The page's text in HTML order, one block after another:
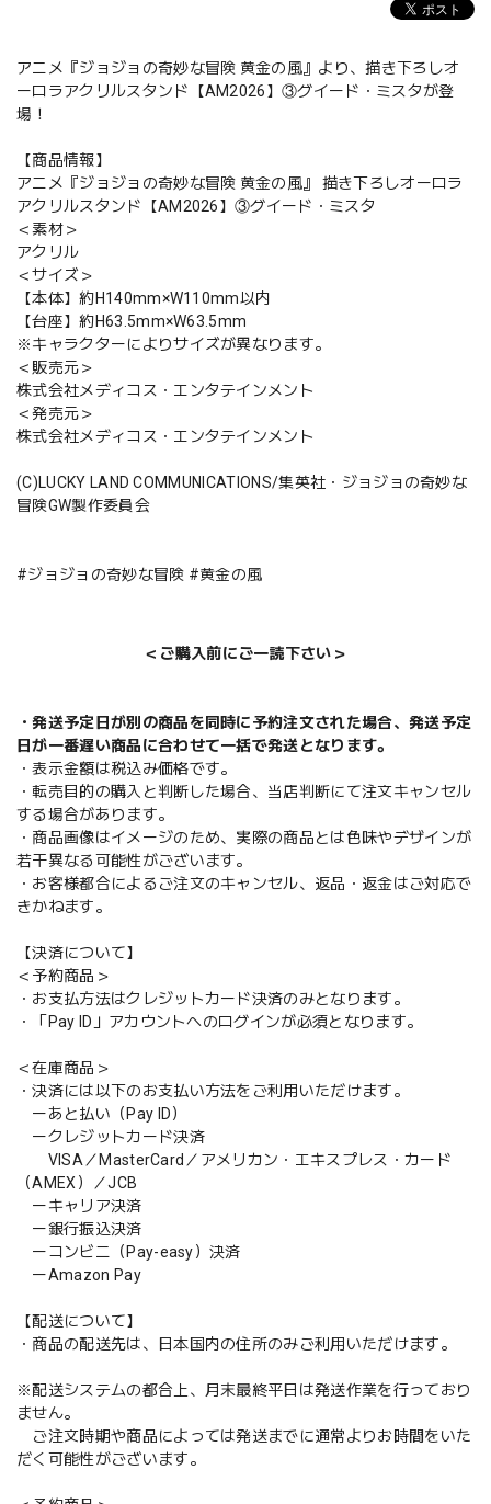
アニメ『ジョジョの奇妙な冒険 黄金の風』より、描き下ろしオ
ーロラアクリルスタンド【AM2026】③グイード・ミスタが登
場！
【商品情報】
アニメ『ジョジョの奇妙な冒険 黄金の風』 描き下ろしオーロラ
アクリルスタンド【AM2026】③グイード・ミスタ
＜素材＞
アクリル
＜サイズ＞
【本体】約H140mm×W110mm以内
【台座】約H63.5mm×W63.5mm
※キャラクターによりサイズが異なります。
＜販売元＞
株式会社メディコス・エンタテインメント
＜発売元＞
株式会社メディコス・エンタテインメント
(C)LUCKY LAND COMMUNICATIONS/集英社・ジョジョの奇妙な
冒険GW製作委員会
#ジョジョの奇妙な冒険 #黄金の風
＜ご購入前にご一読下さい＞
・発送予定日が別の商品を同時に予約注文された場合、発送予定
日が一番遅い商品に合わせて一括で発送となります。
・表示金額は税込み価格です。
・転売目的の購入と判断した場合、当店判断にて注文キャンセル
する場合があります。
・商品画像はイメージのため、実際の商品とは色味やデザインが
若干異なる可能性がございます。
・お客様都合によるご注文のキャンセル、返品・返金はご対応で
きかねます。
【決済について】
＜予約商品＞
・お支払方法はクレジットカード決済のみとなります。
・「Pay ID」アカウントへのログインが必須となります。
＜在庫商品＞
・決済には以下のお支払い方法をご利用いただけます。
ーあと払い（Pay ID）
ークレジットカード決済
VISA／MasterCard／アメリカン・エキスプレス・カード
（AMEX）／JCB
ーキャリア決済
ー銀行振込決済
ーコンビニ（Pay-easy）決済
ーAmazon Pay
【配送について】
・商品の配送先は、日本国内の住所のみご利用いただけます。
※配送システムの都合上、月末最終平日は発送作業を行っており
ません。
ご注文時期や商品によっては発送までに通常よりお時間をいた
だく可能性がございます。